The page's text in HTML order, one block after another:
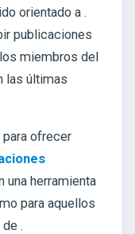
orientado a .
publicaciones
miembros del
las últimas
ofrecer
una herramienta
para aquellos
de .